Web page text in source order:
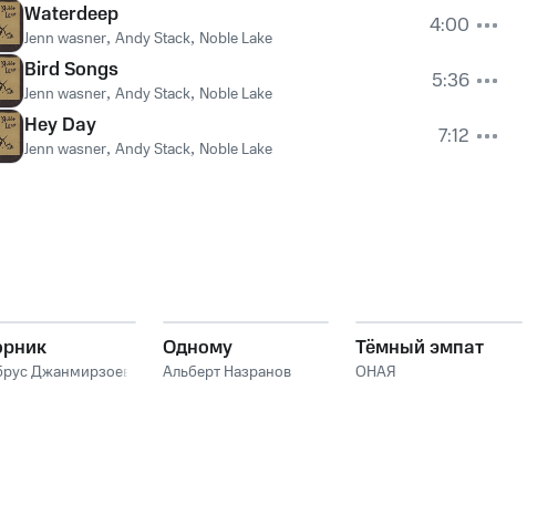
Waterdeep
Jenn wasner, Andy Stack, Noble Lake
4:00
Bird Songs
Jenn wasner, Andy Stack, Noble Lake
5:36
Hey Day
Jenn wasner, Andy Stack, Noble Lake 7:12
Джанмирзоев
Одному
Альберт Назранов
Тёмный эмпат
ОНАЯ